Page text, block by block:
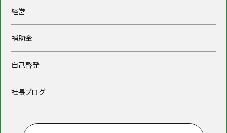
経営
補助金
自己啓発
社長ブログ